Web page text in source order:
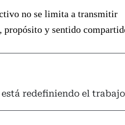
no se limita a transmitir
propósito y sentido
redefiniendo el trabajo